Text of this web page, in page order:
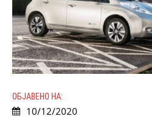
ОБЈАВЕНО НА:
10/12/2020